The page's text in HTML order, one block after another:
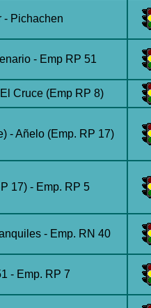
- Pichachen
- Emp RP 51
Cruce (Emp RP 8)
- Añelo (Emp. RP 17)
17) - Emp. RP 5
- Emp. RN 40
- Emp. RP 7